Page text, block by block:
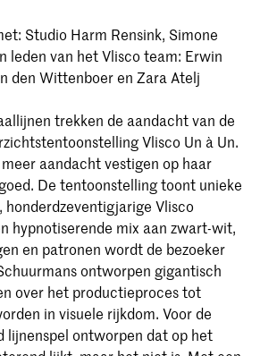
Studio Harm Rensink, Simone
leden van het Vlisco team: Erwin
den Wittenboer en Zara Atelj
trekken de aandacht van de
Vlisco Un à Un.
aandacht vestigen op haar
De tentoonstelling toont unieke
honderdzeventigjarige Vlisco
hypnotiserende mix aan zwart-wit,
en patronen wordt de bezoeker
ontworpen gigantisch
over het productieproces tot
in visuele rijkdom. Voor de
lijnenspel ontworpen dat op het